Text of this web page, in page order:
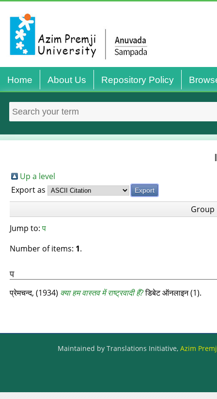
Home About Us Repository Policy
Up a level
Export as
Jump to:प
Number of items: 1.
प
प्रेमचन्द, (1934) क्या हम वास्तव में राष्ट्रवादी हैं?डिबेट ऑनलाइन (1).
Maintained by Translations Initiative, Azim